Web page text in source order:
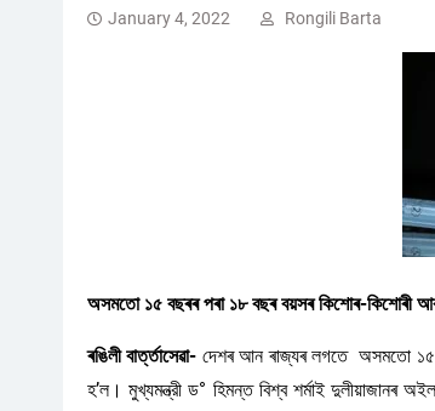
January 4, 2022 Rongili Barta
অসমতো ১৫ বছৰৰ পৰা ১৮ বছৰ বয়সৰ কিশোৰ-কিশোৰী
ৰঙিলী বাৰ্ত্তাসেৱা- দেশৰ আন ৰাজ্যৰ লগতে অসমতো ১৫
হ’ল। মুখ্যমন্ত্রী ড° হিমন্ত বিশ্ব শৰ্মাই দুলীয়াজানৰ